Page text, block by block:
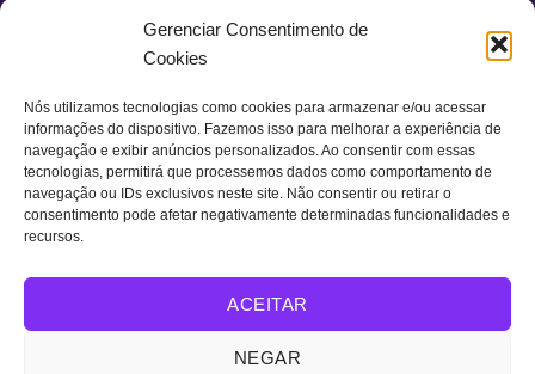
Gerenciar Consentimento de
Cookies
Nós utilizamos tecnologias como cookies para armazenar e/ou acessar
informações do dispositivo. Fazemos isso para melhorar a experiência de
navegação e exibir anúncios personalizados. Ao consentir com essas
tecnologias, permitirá que processemos dados como comportamento de
navegação ou IDs exclusivos neste site. Não consentir ou retirar o
consentimento pode afetar negativamente determinadas funcionalidades e
recursos.
ACEITAR
NEGAR
novidades e promoções exclusivas.
Visa MasterCard
FAQ
CONTATO